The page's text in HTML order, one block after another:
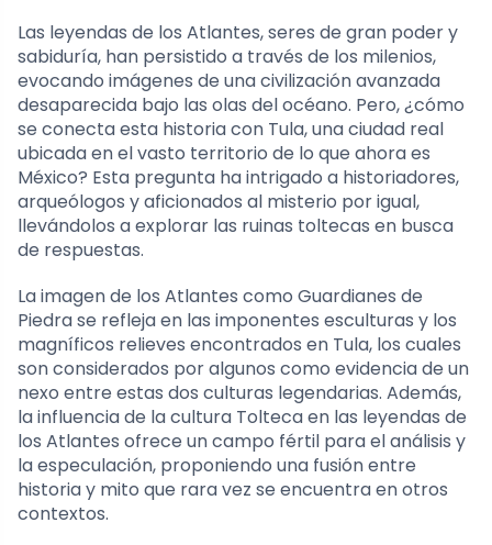
Las leyendas de los Atlantes, seres de gran poder y
sabiduría, han persistido a través de los milenios,
evocando imágenes de una civilización avanzada
desaparecida bajo las olas del océano. Pero, ¿cómo
se conecta esta historia con Tula, una ciudad real
ubicada en el vasto territorio de lo que ahora es
México? Esta pregunta ha intrigado a historiadores,
arqueólogos y aficionados al misterio por igual,
llevándolos a explorar las ruinas toltecas en busca
de respuestas.
La imagen de los Atlantes como Guardianes de
Piedra se refleja en las imponentes esculturas y los
magníficos relieves encontrados en Tula, los cuales
son considerados por algunos como evidencia de un
nexo entre estas dos culturas legendarias. Además,
la influencia de la cultura Tolteca en las leyendas de
los Atlantes ofrece un campo fértil para el análisis y
la especulación, proponiendo una fusión entre
historia y mito que rara vez se encuentra en otros
contextos.